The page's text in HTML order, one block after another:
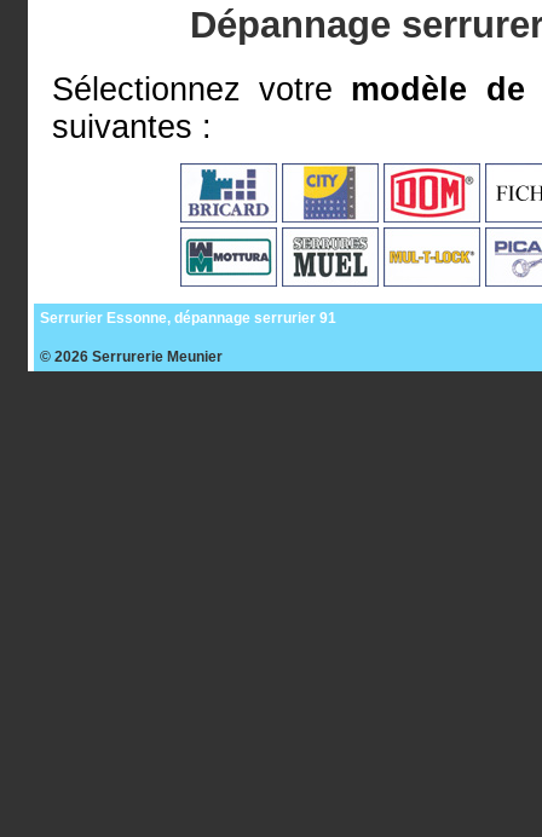
Dépannage
Sélectionnez votre modèle de
suivantes :
Serrurier Essonne, dépannage serrurier 91
© 2026 Serrurerie Meunier